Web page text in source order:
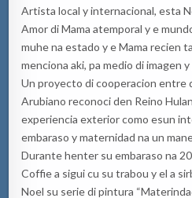
Artista local y internacional, esta
Amor di Mama atemporal y e
muhe na estado y e Mama recien
menciona aki, pa medio di imagen y
Un proyecto di cooperacion entre
Arubiano reconoci den Reino
experiencia exterior como esun
embaraso y maternidad na un
Durante henter su embaraso na
Coffie a sigui cu su trabou y el a
Noel su serie di pintura